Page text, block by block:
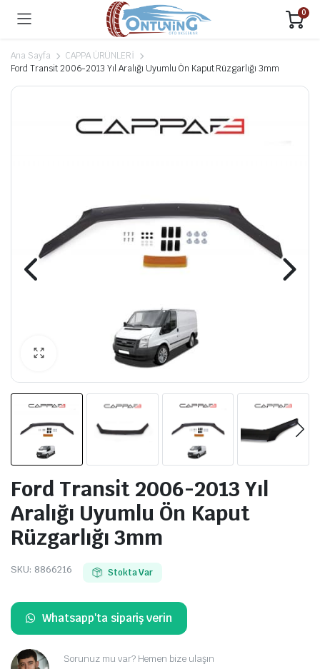
0
Ana Sayfa
CAPPA ÜRÜNLERİ
Ford Transit 2006-2013 Yıl Aralığı Uyumlu Ön Kaput Rüzgarlığı 3mm
Ford Transit 2006-2013 Yıl
Aralığı Uyumlu Ön Kaput
Rüzgarlığı 3mm
SKU: 8866216 Stokta Var
Whatsapp'ta sipariş verin
Sorunuz mu var? Hemen bize ulaşın